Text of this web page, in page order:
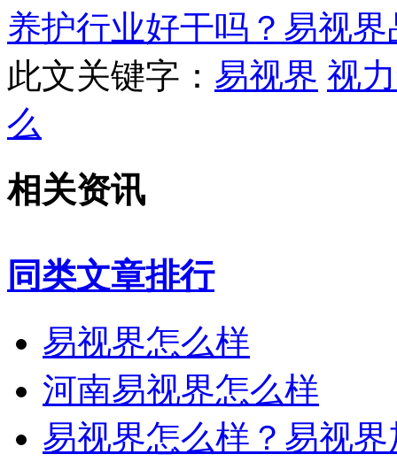
养护行业好干吗？易视
此文关键字： 易视界 视
么
相关资讯
同类文章排行
易视界怎么样
河南易视界怎么样
易视界怎么样？易视